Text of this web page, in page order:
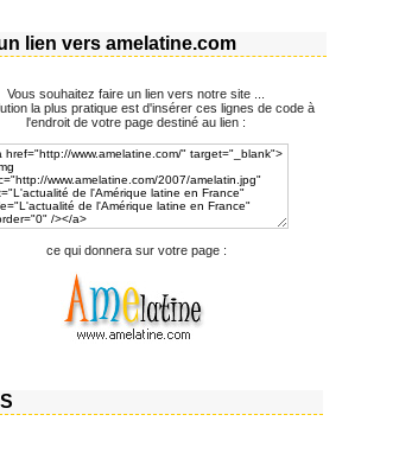
lien vers amelatine.com
Vous souhaitez faire un lien vers notre site ...
la plus pratique est d'insérer ces lignes de code à
l'endroit de votre page destiné au lien :
ce qui donnera sur votre page :